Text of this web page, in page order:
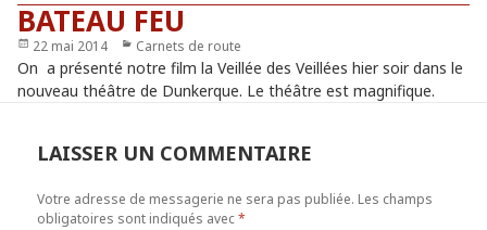
BATEAU FEU
Publié
le
22 mai 2014 Catégories
Carnets de route
On a présenté notre film la Veillée des Veillées hier soir dans le
nouveau théâtre de Dunkerque. Le théâtre est magnifique.
LAISSER UN COMMENTAIRE
Votre adresse de messagerie ne sera pas publiée. Les champs
obligatoires sont indiqués avec*